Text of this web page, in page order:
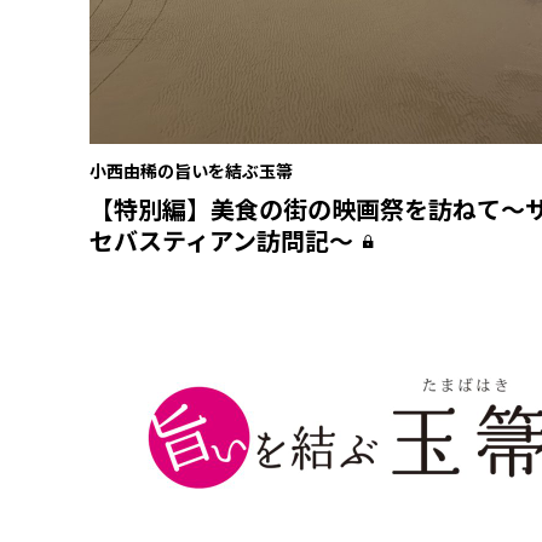
小西由稀の旨いを結ぶ玉箒
【特別編】美食の街の映画祭を訪ねて〜
セバスティアン訪問記～